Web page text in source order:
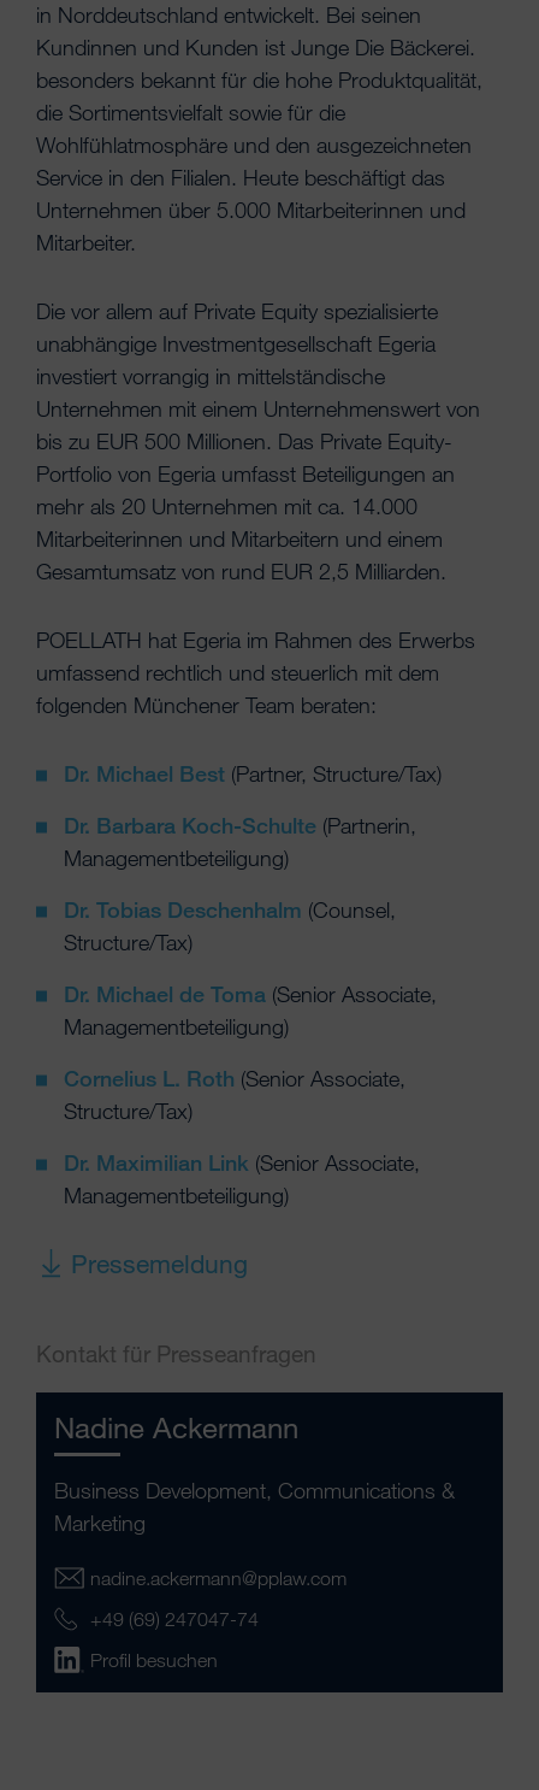
in Norddeutschland entwickelt. Bei seinen
Kundinnen und Kunden ist Junge Die Bäckerei.
besonders bekannt für die hohe Produktqualität,
die Sortimentsvielfalt sowie für die
Wohlfühlatmosphäre und den ausgezeichneten
Service in den Filialen. Heute beschäftigt das
Unternehmen über 5.000 Mitarbeiterinnen und
Mitarbeiter.
Die vor allem auf Private Equity spezialisierte
unabhängige Investmentgesellschaft Egeria
investiert vorrangig in mittelständische
Unternehmen mit einem Unternehmenswert von
bis zu EUR 500 Millionen. Das Private Equity-
Portfolio von Egeria umfasst Beteiligungen an
mehr als 20 Unternehmen mit ca. 14.000
Mitarbeiterinnen und Mitarbeitern und einem
Gesamtumsatz von rund EUR 2,5 Milliarden.
POELLATH hat Egeria im Rahmen des Erwerbs
umfassend rechtlich und steuerlich mit dem
folgenden Münchener Team beraten:
Dr. Michael Best (Partner, Structure/Tax)
Dr. Barbara Koch-Schulte (Partnerin,
Managementbeteiligung)
Dr. Tobias Deschenhalm (Counsel,
Structure/Tax)
Dr. Michael de Toma (Senior Associate,
Managementbeteiligung)
Cornelius L. Roth (Senior Associate,
Structure/Tax)
Dr. Maximilian Link (Senior Associate,
Managementbeteiligung)
Pressemeldung
Kontakt für Presseanfragen
Nadine Ackermann
Business Development, Communications &
Marketing
nadine.ackermann@pplaw.com
+49 (69) 247047-74
Profil besuchen